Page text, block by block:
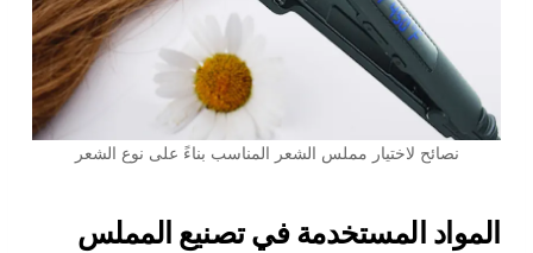
نصائح لاختيار مملس الشعر المناسب بناءً على نوع الشعر
المواد المستخدمة في تصنيع المملس